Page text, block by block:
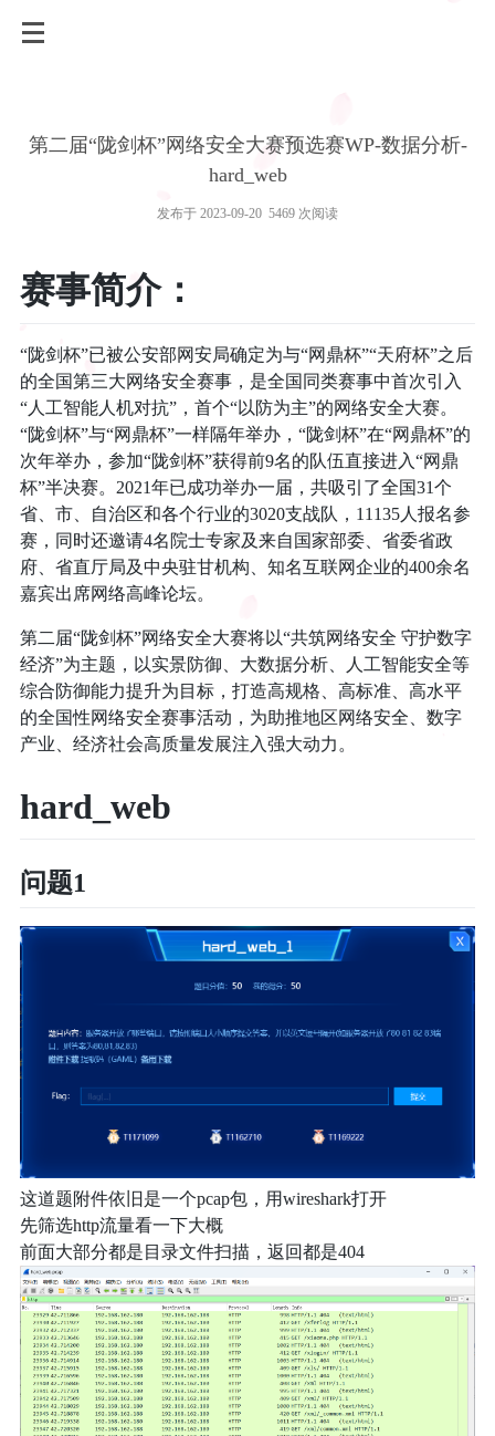
第二届“陇剑杯”网络安全大赛预选赛WP-数据分析-
hard_web
发布于 2023-09-20 5469 次阅读
赛事简介：
“陇剑杯”已被公安部网安局确定为与“网鼎杯”“天府杯”之后
的全国第三大网络安全赛事，是全国同类赛事中首次引入
“人工智能人机对抗”，首个“以防为主”的网络安全大赛。
“陇剑杯”与“网鼎杯”一样隔年举办，“陇剑杯”在“网鼎杯”的
次年举办，参加“陇剑杯”获得前9名的队伍直接进入“网鼎
杯”半决赛。2021年已成功举办一届，共吸引了全国31个
省、市、自治区和各个行业的3020支战队，11135人报名参
赛，同时还邀请4名院士专家及来自国家部委、省委省政
府、省直厅局及中央驻甘机构、知名互联网企业的400余名
嘉宾出席网络高峰论坛。
第二届“陇剑杯”网络安全大赛将以“共筑网络安全 守护数字
经济”为主题，以实景防御、大数据分析、人工智能安全等
综合防御能力提升为目标，打造高规格、高标准、高水平
的全国性网络安全赛事活动，为助推地区网络安全、数字
产业、经济社会高质量发展注入强大动力。
hard_web
问题1
这道题附件依旧是一个pcap包，用wireshark打开
先筛选http流量看一下大概
前面大部分都是目录文件扫描，返回都是404